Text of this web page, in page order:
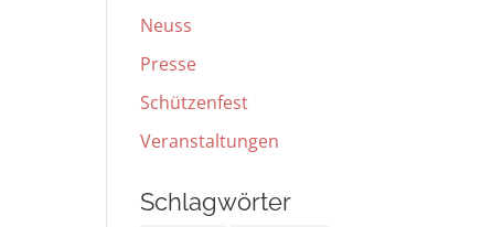
Neuss
Presse
Schützenfest
Veranstaltungen
Schlagwörter